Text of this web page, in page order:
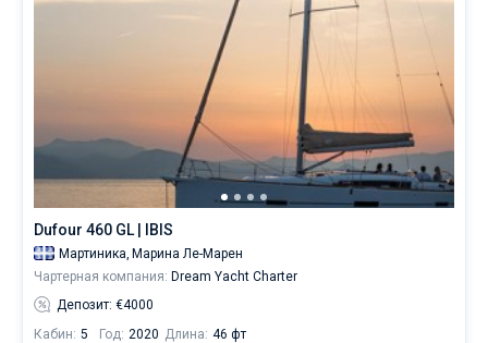
Dufour 460 GL | IBIS
Мартиника, Марина Ле-Марен
Чартерная компания: Dream Yacht Charter
Депозит: €4000
Кабин: 5 Год: 2020 Длина: 46 фт